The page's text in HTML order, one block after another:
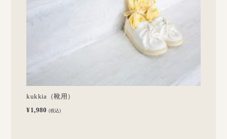
kukkia（靴用）
¥1,980(税込)